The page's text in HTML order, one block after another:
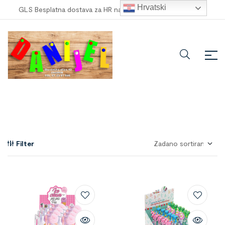
GLS Besplatna dostava za HR narudžbe veće od 100,00 €
Filter
Hrvatski